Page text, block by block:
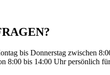
bis Donnerstag zwischen
8:00 bis 14:00 Uhr persönlich für